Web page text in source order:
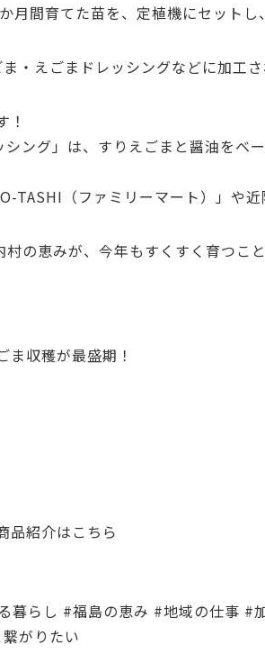
間育てた苗を、定植機にセットし
・えごまドレッシングなどに加工さ
！
ング」は、すりえごまと醤油をベ
TASHI（ファミリーマート）」や
の恵みが、今年もすくすく育つこと
収穫が最盛期！
品紹介はこちら
らし #福島の恵み #地域の仕事
がりたい